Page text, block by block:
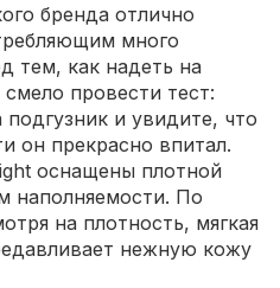
бренда отлично
много
тем, как надеть на
провести тест:
и увидите, что
он прекрасно впитал.
оснащены плотной
наполняемости. По
на плотность, мягкая
нежную кожу